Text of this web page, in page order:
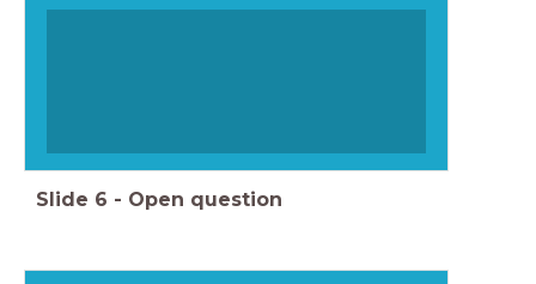
Slide 6 - Open question